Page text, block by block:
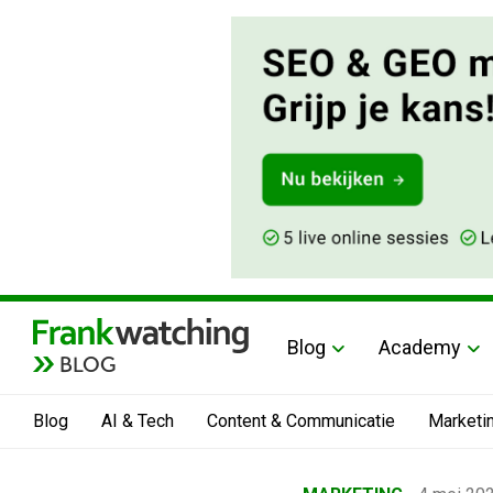
BLOG
Blog Academy
Blog AI & Tech Content & Communicatie